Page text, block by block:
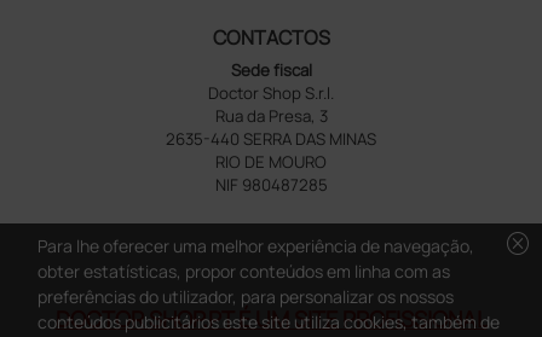
CONTACTOS
Sede fiscal
Doctor Shop S.r.l.
Rua da Presa, 3
2635-440 SERRA DAS MINAS
RIO DE MOURO
NIF 980487285
DOCTOR SHOP.PT É UM SITE PROFISSIONAL
cancel
Para lhe oferecer uma melhor experiência de navegação,
obter estatísticas, propor conteúdos em linha com as
preferências do utilizador, para personalizar os nossos
conteúdos publicitários este site utiliza cookies, também de